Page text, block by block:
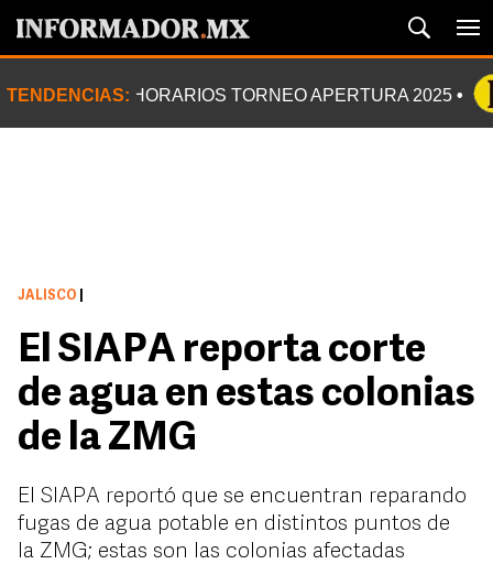
TENDENCIAS: HORARIOS TORNEO APERTURA 2025
JALISCO
El SIAPA reporta corte
de agua en estas colonias
de la ZMG
El SIAPA reportó que se encuentran reparando
fugas de agua potable en distintos puntos de
la ZMG; estas son las colonias afectadas